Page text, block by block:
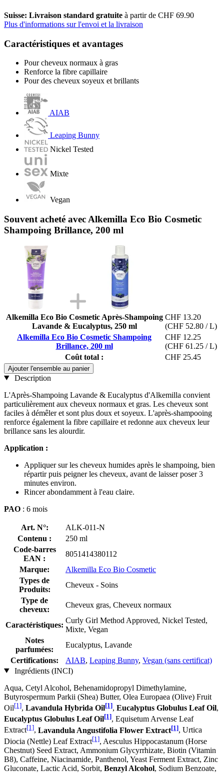
Suisse: Livraison standard gratuite à partir de CHF 69.90
Plus d'informations sur l'envoi et la livraison
Caractéristiques et avantages
Pour cheveux normaux à gras
Renforce la fibre capillaire
Pour des cheveux soyeux et brillants
AIAB
Leaping Bunny
Nickel Tested
Mixte
Vegan
Souvent acheté avec Alkemilla Eco Bio Cosmetic
Shampoing Brillance, 200 ml
Alkemilla Eco Bio Cosmetic Après-Shampoing
Lavande & Eucalyptus, 250 ml
CHF 13.20
(CHF 52.80 / L)
Alkemilla Eco Bio Cosmetic Shampoing
Brillance, 200 ml
CHF 12.25
(CHF 61.25 / L)
Coût total :
CHF 25.45
Ajouter l'ensemble au panier
Description
L'Après-Shampoing Lavande & Eucalyptus d'Alkemilla convient
particulièrement aux cheveux normaux et gras. Les cheveux sont
faciles à démêler et sont plus doux et soyeux. L'après-shampooing
renforce également la fibre capillaire et redonne aux cheveux leur
brillance sans les alourdir.
Application :
Appliquer sur les cheveux humides après le shampoing, bien
répartir puis peigner les cheveux, avant de laisser poser 3
minutes environ.
Rincer abondamment à l'eau claire.
PAO : 6 mois
Art. N°:
ALK-011-N
Contenu :
250 ml
Code-barres
EAN :
8051414380112
Marque:
Alkemilla Eco Bio Cosmetic
Types de
Produits:
Cheveux - Soins
Type de
cheveux:
Cheveux gras, Cheveux normaux
Caractéristiques:
Curly Girl Method Approved, Nickel Tested,
Mixte, Vegan
Notes
parfumées:
Eucalyptus, Lavande
Certifications:
AIAB, Leaping Bunny, Vegan (sans certificat)
Ingrédients (INCI)
Aqua, Cetyl Alcohol, Behenamidopropyl Dimethylamine,
Butyrospermum Parkii (Shea) Butter, Olea Europaea (Olive) Fruit
Oil[1], Lavandula Hybrida Oil[1], Eucalyptus Globulus Leaf Oil,
Eucalyptus Globulus Leaf Oil[1], Equisetum Arvense Leaf
Extract[1], Lavandula Angustifolia Flower Extract[1], Urtica
Diocia (Nettle) Leaf Extract[1], Aesculus Hippocastanum (Horse
Chestnut) Seed Extract, Ammonium Glycyrrhizate, Biotin (Vitamin
B8), Caffeine, Niacinamide, Panthenol, Yeast Ferment Extract, Zinc
Gluconate, Lactic Acid, Sorbit, Benzyl Alcohol, Sodium Benzoate,